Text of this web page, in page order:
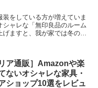
をしている方が増えていま
ャレな「無印良品のルーム
ますと、我が家では冬のマ
ア通販］Amazonや楽
ないオシャレな家具・
ショップ10選をレビュ